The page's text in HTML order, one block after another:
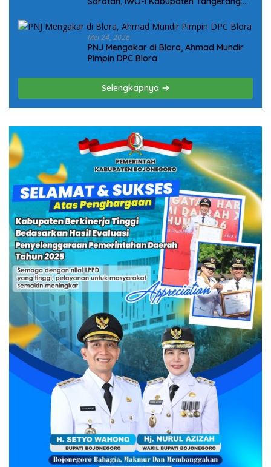
Mei 24, 2026
PNJ Mengakar di Blora, Ahmad Mundir
Pimpin DPC Blora
Selengkapnya